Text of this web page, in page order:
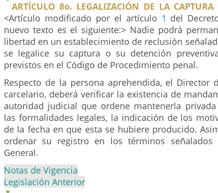
ARTÍCULO 8o. LEGALIZACIÓN DE LA
<Artículo modificado por el artículo 1 del
nuevo texto es el siguiente:> Nadie podrá
libertad en un establecimiento de reclusión
se legalice su captura o su detención
previstos en el Código de Procedimiento penal.
Respecto de la persona aprehendida, el Director
carcelario, deberá verificar la existencia de
autoridad judicial que ordene mantenerla
las formalidades legales, la indicación de los
de la fecha en que esta se hubiere producido.
ordenar su registro en los términos señalados
General.
Notas de Vigencia
Legislación Anterior